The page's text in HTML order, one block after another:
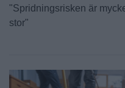
"Spridningsrisken är
stor"